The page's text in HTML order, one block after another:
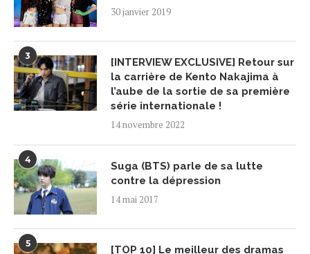
30 janvier 2019
3
[INTERVIEW EXCLUSIVE] Retour sur
la carrière de Kento Nakajima à
l’aube de la sortie de sa première
série internationale !
14 novembre 2022
4
Suga (BTS) parle de sa lutte
contre la dépression
14 mai 2017
5
[TOP 10] Le meilleur des dramas